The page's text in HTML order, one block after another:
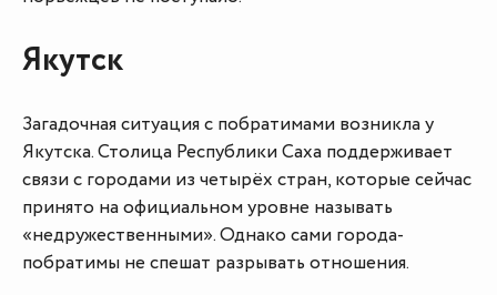
Якутск
Загадочная ситуация с побратимами возникла у
Якутска. Столица Республики Саха поддерживает
связи с городами из четырёх стран, которые сейчас
принято на официальном уровне называть
«недружественными». Однако сами города-
побратимы не спешат разрывать отношения.